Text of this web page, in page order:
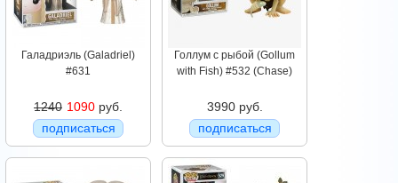
Галадриэль (Galadriel)
#631
1240 1090 руб.
подписаться
Голлум с рыбой (Gollum
with Fish) #532 (Chase)
3990 руб.
подписаться